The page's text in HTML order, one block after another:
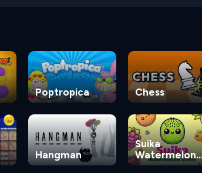
Poptropica Chess
Hangman
Suika
Watermelon
Game